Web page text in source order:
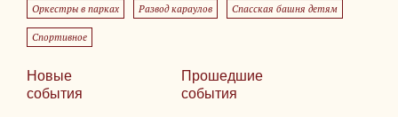
Оркестры в парках Развод караулов Спасская башня детям
Спортивное
Новые
события
Прошедшие
события